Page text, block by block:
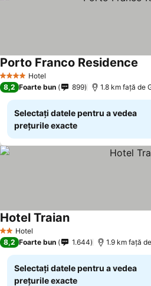
4 Stele Hotel
Porto Franco Residence
8,2 Foarte bun 899 1.8 km faţă de
Selectați datele pentru a vedea
prețurile exacte
2 SteleHotel
Hotel Traian
8,2 Foarte bun 1.644 1.9 km faţă
Selectați datele pentru a vedea
prețurile exacte